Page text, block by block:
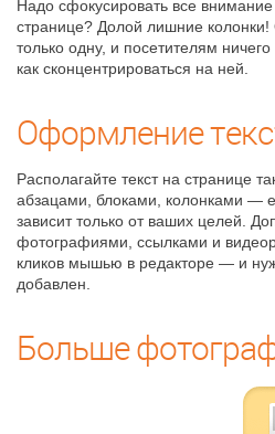
Надо сфокусировать все
странице? Долой лишние колонки!
только одну, и посетителям
как сконцентрироваться на ней.
Оформление
Располагайте текст на странице
абзацами, блоками, колонками —
зависит только от ваших целей.
фотографиями, ссылками и
кликов мышью в редакторе — и
добавлен.
Больше